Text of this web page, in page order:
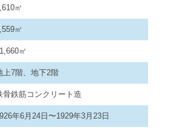
㎡
㎡
㎡
上7階、地下2階
骨鉄筋コンクリート造
年6月24日〜1929年3月23日